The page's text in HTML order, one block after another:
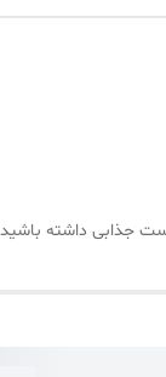
ست جذابی داشته